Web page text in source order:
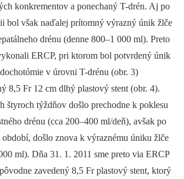
konkrementov a ponechaný T-drén. Aj po
bol však naďalej prítomný výrazný únik žlče
drénu (denne 800–1 000 ml). Preto
ERCP, pri ktorom bol potvrdený únik
v úrovni ­T-drénu (obr. 3)
8,5 Fr 12 cm dlhý plastový stent (obr. 4).
štyroch týždňov došlo prechodne k poklesu
drénu (cca 200–400 ml/deň), avšak po
došlo znova k výraznému úniku žlče
ml). Dňa 31. 1. 2011 sme preto via ERCP
zavedený 8,5 Fr plastový stent, ktorý